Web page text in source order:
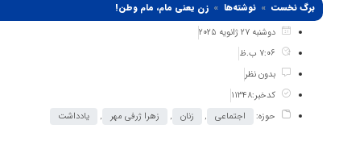
برگ نخست نوشته‌ها
زن یعنی مام، مام وطن!
دوشنبه 27 ژانویه 2025
7:06 ب.ظ
بدون نظر
کدخبر:11348
حوزه:
اجتماعی , زنان , زهرا ژرفی مهر , یادداشت